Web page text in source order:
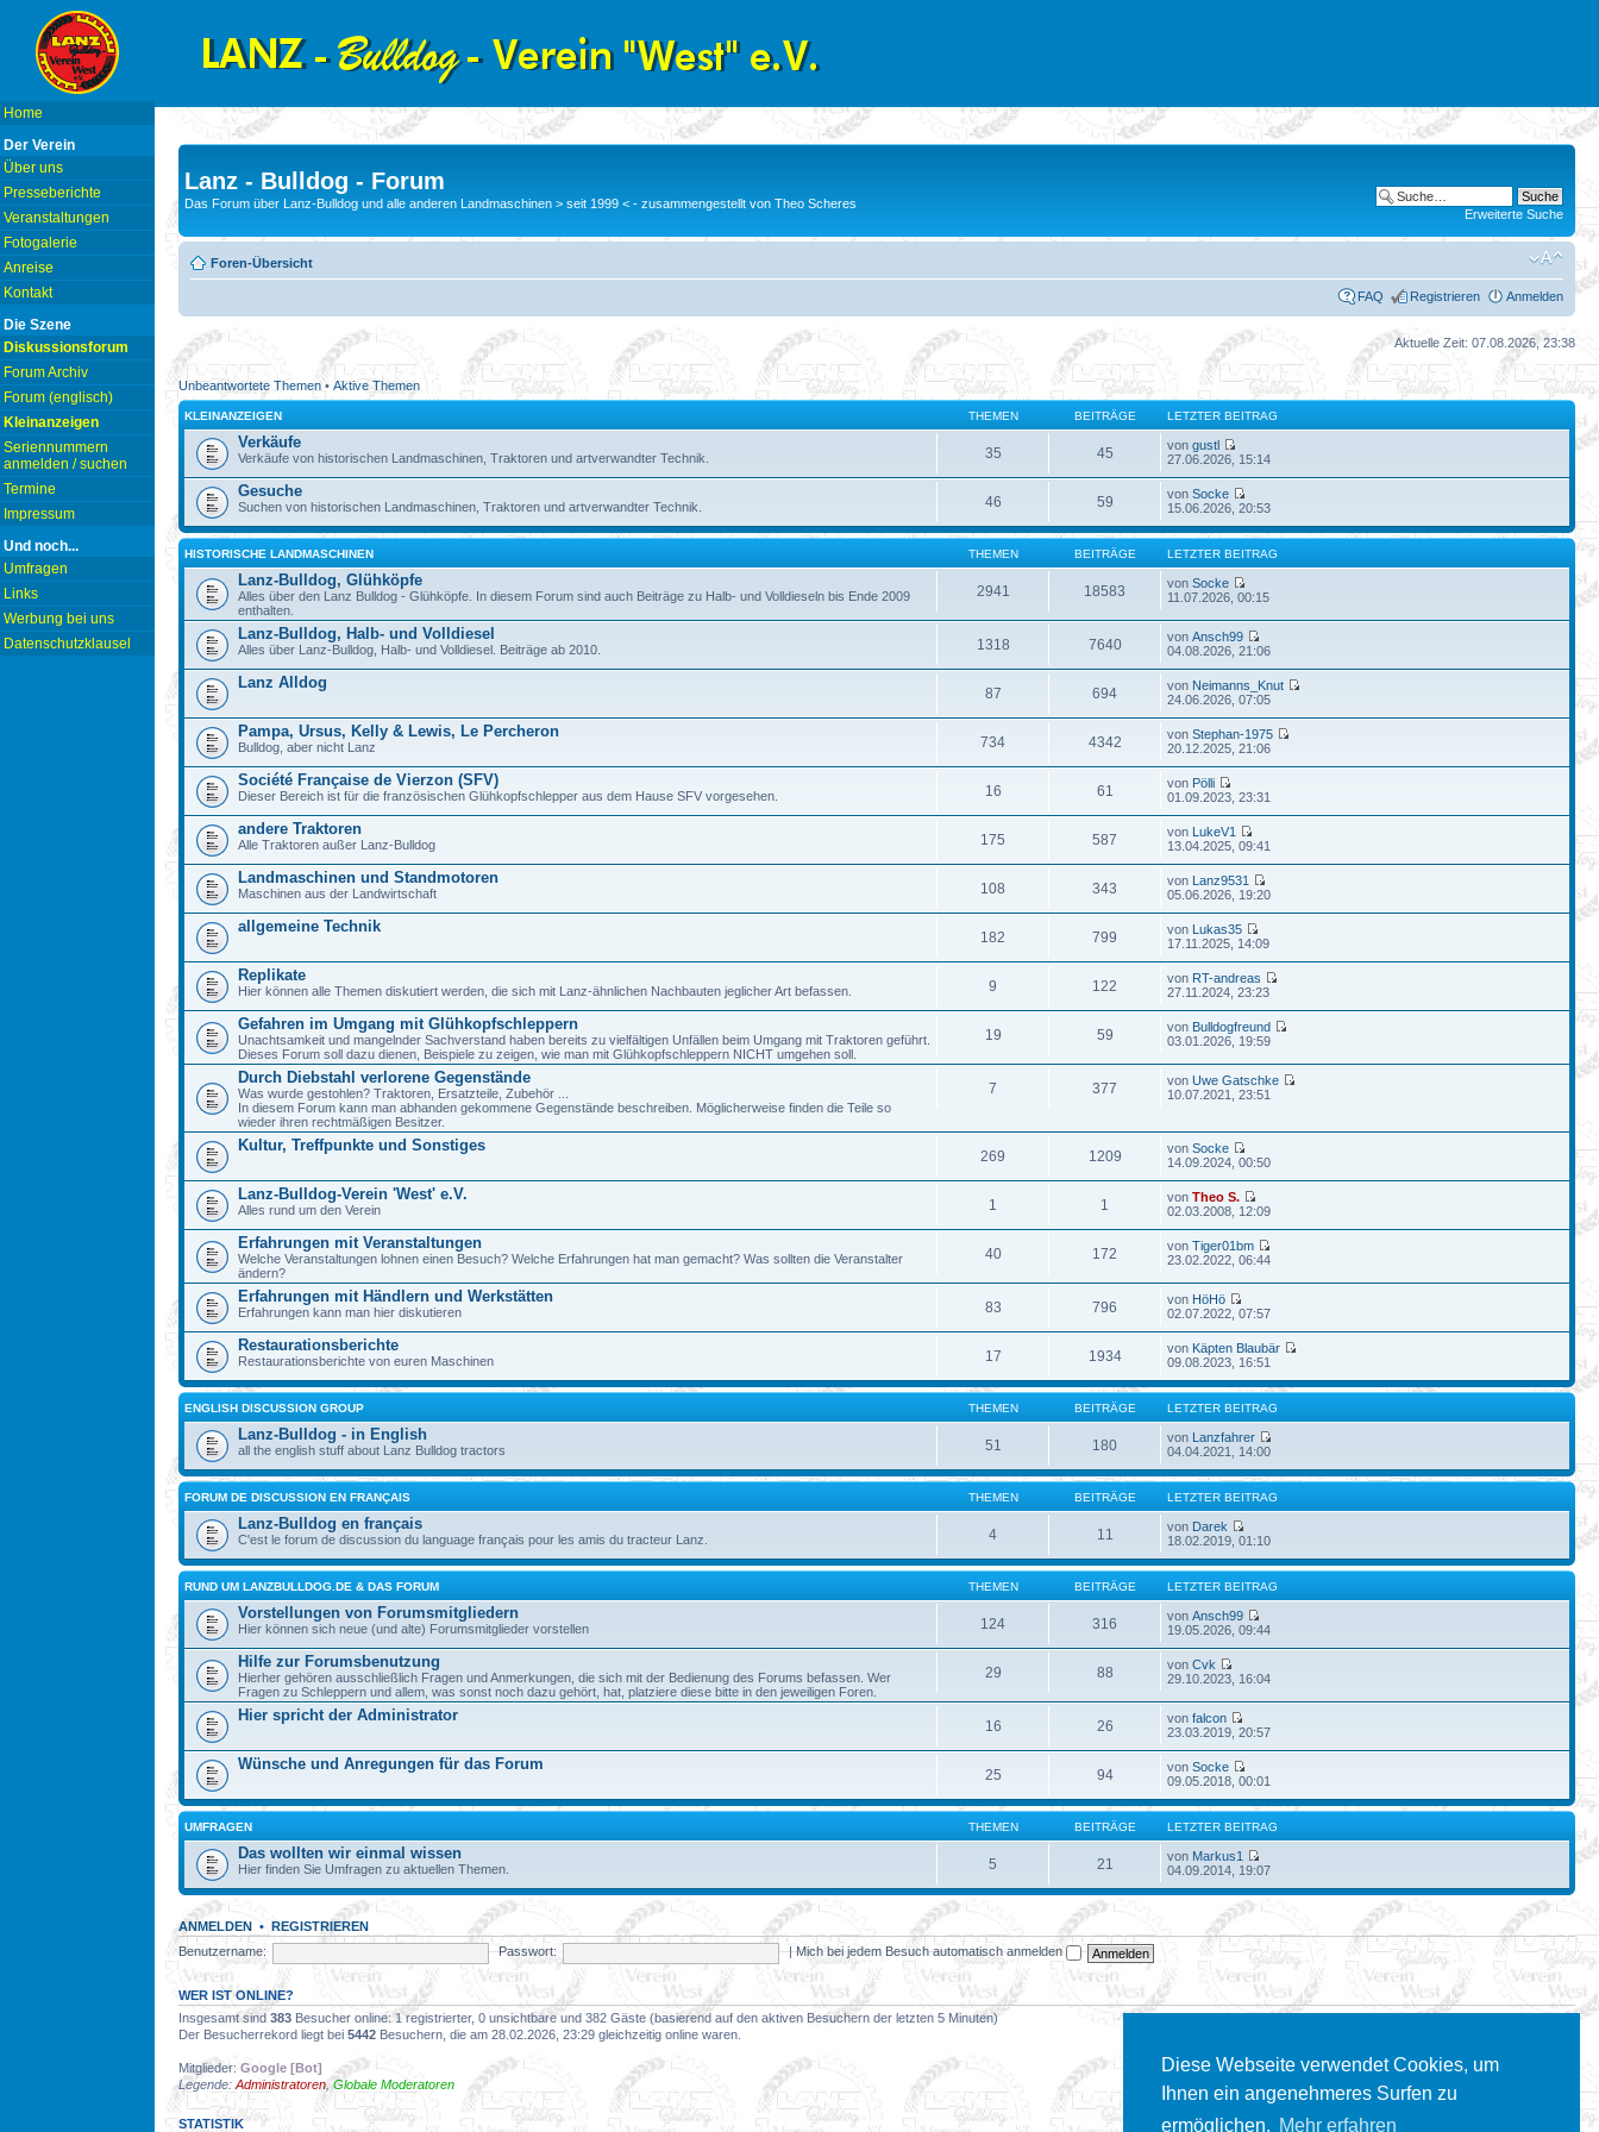
Diese Webseite verwendet Cookies, um
Ihnen ein angenehmeres Surfen zu
ermöglichen. Mehr erfahren
Home
Der Verein
Über uns
Presseberichte
Veranstaltungen
Fotogalerie
Anreise
Kontakt
Die Szene
Diskussionsforum
Forum Archiv
Forum (englisch)
Kleinanzeigen
Seriennummern
anmelden / suchen
Termine
Impressum
Und noch...
Umfragen
Links
Werbung bei uns
Datenschutzklausel
Lanz - Bulldog - Forum
Das Forum über Lanz-Bulldog und alle anderen Landmaschinen > seit 1999 < - zusammengestellt von Theo Scheres
Erweiterte Suche
Foren-Übersicht
FAQ Registrieren Anmelden
Aktuelle Zeit: 07.08.2026, 23:38
Unbeantwortete Themen• Aktive Themen
KLEINANZEIGEN THEMEN BEITRÄGE LETZTER BEITRAG
Verkäufe
Verkäufe von historischen Landmaschinen, Traktoren und artverwandter Technik. 35 45 vongustl
27.06.2026, 15:14
Gesuche
Suchen von historischen Landmaschinen, Traktoren und artverwandter Technik. 46 59 vonSocke
15.06.2026, 20:53
HISTORISCHE LANDMASCHINEN THEMEN BEITRÄGE LETZTER BEITRAG
Lanz-Bulldog, Glühköpfe
Alles über den Lanz Bulldog - Glühköpfe. In diesem Forum sind auch Beiträge zu Halb- und Volldieseln bis Ende 2009
enthalten.
2941 18583 vonSocke
11.07.2026, 00:15
Lanz-Bulldog, Halb- und Volldiesel
Alles über Lanz-Bulldog, Halb- und Volldiesel. Beiträge ab 2010. 1318 7640 vonAnsch99
04.08.2026, 21:06
Lanz Alldog
87 694 von Neimanns_Knut
24.06.2026, 07:05
Pampa, Ursus, Kelly & Lewis, Le Percheron
Bulldog, aber nicht Lanz 734 4342 vonStephan-1975
20.12.2025, 21:06
Société Française de Vierzon (SFV)
Dieser Bereich ist für die französischen Glühkopfschlepper aus dem Hause SFV vorgesehen. 16 61 von Pölli
01.09.2023, 23:31
andere Traktoren
Alle Traktoren außer Lanz-Bulldog 175 587 von LukeV1
13.04.2025, 09:41
Landmaschinen und Standmotoren
Maschinen aus der Landwirtschaft 108 343 von Lanz9531
05.06.2026, 19:20
allgemeine Technik
182 799 von Lukas35
17.11.2025, 14:09
Replikate
Hier können alle Themen diskutiert werden, die sich mit Lanz-ähnlichen Nachbauten jeglicher Art befassen. 9 122 von RT-andreas
27.11.2024, 23:23
Gefahren im Umgang mit Glühkopfschleppern
Unachtsamkeit und mangelnder Sachverstand haben bereits zu vielfältigen Unfällen beim Umgang mit Traktoren geführt.
Dieses Forum soll dazu dienen, Beispiele zu zeigen, wie man mit Glühkopfschleppern NICHT umgehen soll.
19 59 von Bulldogfreund
03.01.2026, 19:59
Durch Diebstahl verlorene Gegenstände
Was wurde gestohlen? Traktoren, Ersatzteile, Zubehör ...
In diesem Forum kann man abhanden gekommene Gegenstände beschreiben. Möglicherweise finden die Teile so
wieder ihren rechtmäßigen Besitzer.
7 377 vonUwe Gatschke
10.07.2021, 23:51
Kultur, Treffpunkte und Sonstiges
269 1209 vonSocke
14.09.2024, 00:50
Lanz-Bulldog-Verein 'West' e.V.
Alles rund um den Verein 1 1 vonTheo S.
02.03.2008, 12:09
Erfahrungen mit Veranstaltungen
Welche Veranstaltungen lohnen einen Besuch? Welche Erfahrungen hat man gemacht? Was sollten die Veranstalter
ändern?
40 172 vonTiger01bm
23.02.2022, 06:44
Erfahrungen mit Händlern und Werkstätten
Erfahrungen kann man hier diskutieren 83 796 von HöHö
02.07.2022, 07:57
Restaurationsberichte
Restaurationsberichte von euren Maschinen 17 1934 von Käpten Blaubär
09.08.2023, 16:51
ENGLISH DISCUSSION GROUP THEMEN BEITRÄGE LETZTER BEITRAG
Lanz-Bulldog - in English
all the english stuff about Lanz Bulldog tractors 51 180 von Lanzfahrer
04.04.2021, 14:00
FORUM DE DISCUSSION EN FRANÇAIS THEMEN BEITRÄGE LETZTER BEITRAG
Lanz-Bulldog en français
C'est le forum de discussion du language français pour les amis du tracteur Lanz. 4 11 von Darek
18.02.2019, 01:10
RUND UM LANZBULLDOG.DE & DAS FORUM THEMEN BEITRÄGE LETZTER BEITRAG
Vorstellungen von Forumsmitgliedern
Hier können sich neue (und alte) Forumsmitglieder vorstellen 124 316 vonAnsch99
19.05.2026, 09:44
Hilfe zur Forumsbenutzung
Hierher gehören ausschließlich Fragen und Anmerkungen, die sich mit der Bedienung des Forums befassen. Wer
Fragen zu Schleppern und allem, was sonst noch dazu gehört, hat, platziere diese bitte in den jeweiligen Foren.
29 88 vonCvk
29.10.2023, 16:04
Hier spricht der Administrator
16 26 vonfalcon
23.03.2019, 20:57
Wünsche und Anregungen für das Forum
25 94 vonSocke
09.05.2018, 00:01
UMFRAGEN THEMEN BEITRÄGE LETZTER BEITRAG
Das wollten wir einmal wissen
Hier finden Sie Umfragen zu aktuellen Themen. 5 21 von Markus1
04.09.2014, 19:07
ANMELDEN • REGISTRIEREN
Benutzername:
Passwort: |Mich bei jedem Besuch automatisch anmelden
WER IST ONLINE?
Insgesamt sind 383 Besucher online: 1 registrierter, 0 unsichtbare und 382 Gäste (basierend auf den aktiven Besuchern der letzten 5 Minuten)
Der Besucherrekord liegt bei 5442 Besuchern, die am 28.02.2026, 23:29 gleichzeitig online waren.
Mitglieder: Google [Bot]
Legende: Administratoren ,Globale Moderatoren
STATISTIK